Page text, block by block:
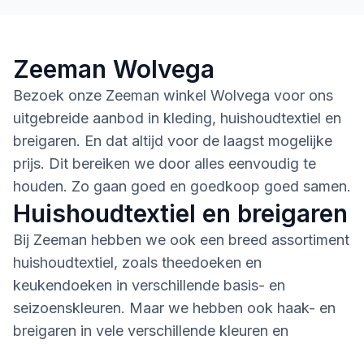
Zeeman Wolvega
Bezoek onze Zeeman winkel Wolvega voor ons
uitgebreide aanbod in kleding, huishoudtextiel en
breigaren. En dat altijd voor de laagst mogelijke
prijs. Dit bereiken we door alles eenvoudig te
houden. Zo gaan goed en goedkoop goed samen.
Huishoudtextiel en breigaren
Bij Zeeman hebben we ook een breed assortiment
huishoudtextiel, zoals theedoeken en
keukendoeken in verschillende basis- en
seizoenskleuren. Maar we hebben ook haak- en
breigaren in vele verschillende kleuren en